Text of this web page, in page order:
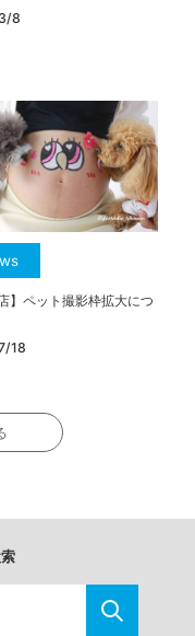
8
店】ペット撮影枠拡大につ
18